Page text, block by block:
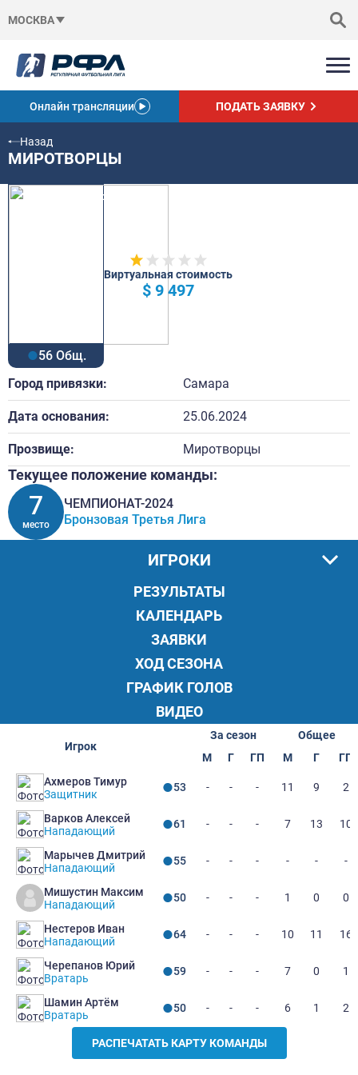
МОСКВА
Онлайн трансляции ПОДАТЬ ЗАЯВКУ
Назад
МИРОТВОРЦЫ
56 Общ.
Виртуальная стоимость
$ 9 497
Город привязки: Самара
Дата основания: 25.06.2024
Прозвище: Миротворцы
Текущее положение команды:
7
место
ЧЕМПИОНАТ-2024
Бронзовая Третья Лига
РЕЗУЛЬТАТЫ
КАЛЕНДАРЬ
ИГРОКИ
ЗАЯВКИ
ХОД СЕЗОНА
ГРАФИК ГОЛОВ
ВИДЕО
Игрок
За сезон
Общее
М
Г ГП М Г
ГП
Ахмеров Тимур
Защитник
53 - - - 11 9 2
Варков Алексей
Нападающий
61 - - - 7 13 10
Марычев Дмитрий
Нападающий
55 - - - - - -
Мишустин Максим
Нападающий
50 - - - 1 0 0
Нестеров Иван
Нападающий
64 - - - 10 11 16
Черепанов Юрий
Вратарь
59 - - - 7 0 1
Шамин Артём
Вратарь
50 - - - 6 1 2
РАСПЕЧАТАТЬ КАРТУ КОМАНДЫ